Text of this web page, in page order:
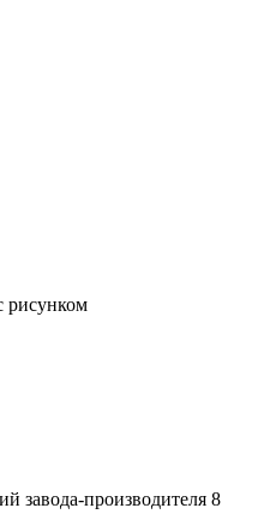
рисунком
завода-производителя 8